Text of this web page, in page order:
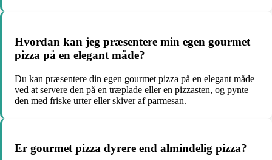
Hvordan kan jeg præsentere min egen gourmet
pizza på en elegant måde?
Du kan præsentere din egen gourmet pizza på en elegant måde
ved at servere den på en træplade eller en pizzasten, og pynte
den med friske urter eller skiver af parmesan.
Er gourmet pizza dyrere end almindelig pizza?